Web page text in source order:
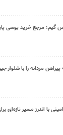
گیم؛ مرجع خرید یوسی
مردانه را با شلوار
با اندرز مسیر